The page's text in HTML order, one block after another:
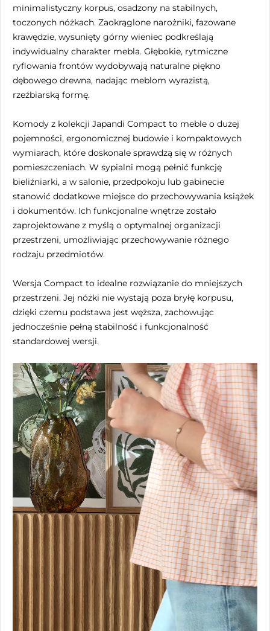
minimalistyczny korpus, osadzony na stabilnych,
toczonych nóżkach. Zaokrąglone narożniki, fazowane
krawędzie, wysunięty górny wieniec podkreślają
indywidualny charakter mebla. Głębokie, rytmiczne
ryflowania frontów wydobywają naturalne piękno
dębowego drewna, nadając meblom wyrazistą,
rzeźbiarską formę.
Komody z kolekcji Japandi Compact to meble o dużej
pojemności, ergonomicznej budowie i kompaktowych
wymiarach, które doskonale sprawdzą się w różnych
pomieszczeniach. W sypialni mogą pełnić funkcję
bieliźniarki, a w salonie, przedpokoju lub gabinecie
stanowić dodatkowe miejsce do przechowywania książek
i dokumentów. Ich funkcjonalne wnętrze zostało
zaprojektowane z myślą o optymalnej organizacji
przestrzeni, umożliwiając przechowywanie różnego
rodzaju przedmiotów.
Wersja Compact to idealne rozwiązanie do mniejszych
przestrzeni. Jej nóżki nie wystają poza bryłę korpusu,
dzięki czemu podstawa jest węższa, zachowując
jednocześnie pełną stabilność i funkcjonalność
standardowej wersji.